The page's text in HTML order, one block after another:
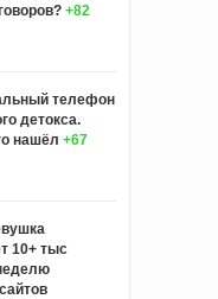
+82
телефон
детокса.
нашёл +67
10+ тыс